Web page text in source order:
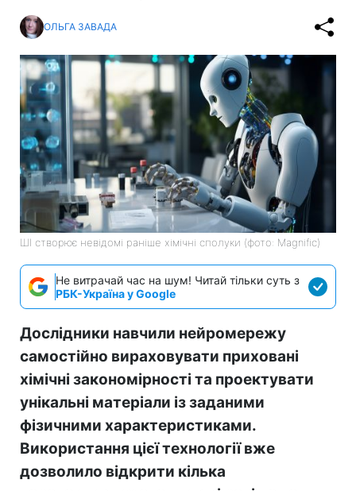
ОЛЬГА ЗАВАДА
ШІ створює невідомі раніше хімічні сполуки (фото: Magnific)
Не витрачай час на шум! Читай тільки суть з
РБК-Україна у Google
Дослідники навчили нейромережу
самостійно вираховувати приховані
хімічні закономірності та проектувати
унікальні матеріали із заданими
фізичними характеристиками.
Використання цієї технології вже
дозволило відкрити кілька